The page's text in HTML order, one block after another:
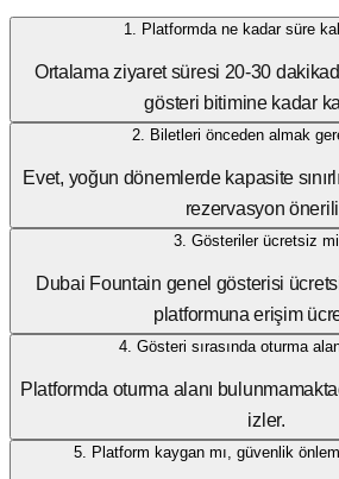
1. Platformda ne kadar süre
Ortalama ziyaret süresi 20-30
gösteri bitimine kadar
2. Biletleri önceden almak
Evet, yoğun dönemlerde kapasite
rezervasyon
3. Gösteriler ücretsiz
Dubai Fountain genel gösterisi
platformuna erişim
4. Gösteri sırasında oturma
Platformda oturma alanı
izler.
5. Platform kaygan mı, güvenlik